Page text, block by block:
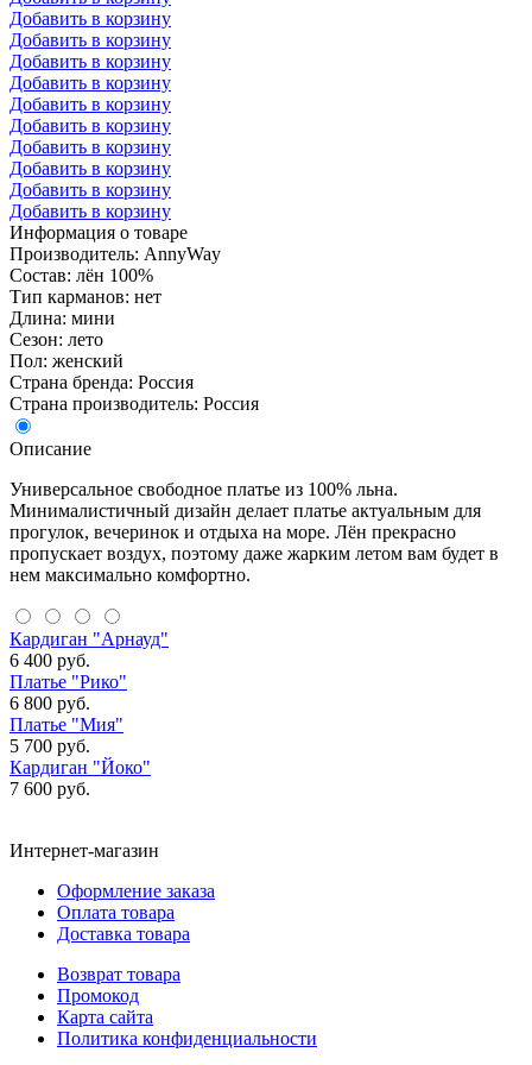
Добавить в корзину
Добавить в корзину
Добавить в корзину
Добавить в корзину
Добавить в корзину
Добавить в корзину
Добавить в корзину
Добавить в корзину
Добавить в корзину
Добавить в корзину
Информация о товаре
Производитель: AnnyWay
Состав: лён 100%
Тип карманов: нет
Длина: мини
Сезон: лето
Пол: женский
Страна бренда: Россия
Страна производитель: Россия
Описание
Универсальное свободное платье из 100% льна.
Минималистичный дизайн делает платье актуальным для
прогулок, вечеринок и отдыха на море. Лён прекрасно
пропускает воздух, поэтому даже жарким летом вам будет в
нем максимально комфортно.
Кардиган "Арнауд"
6 400 руб.
Платье "Рико"
6 800 руб.
Платье "Мия"
5 700 руб.
Кардиган "Йоко"
7 600 руб.
Интернет-магазин
Оформление заказа
Оплата товара
Доставка товара
Возврат товара
Промокод
Карта сайта
Политика конфиденциальности